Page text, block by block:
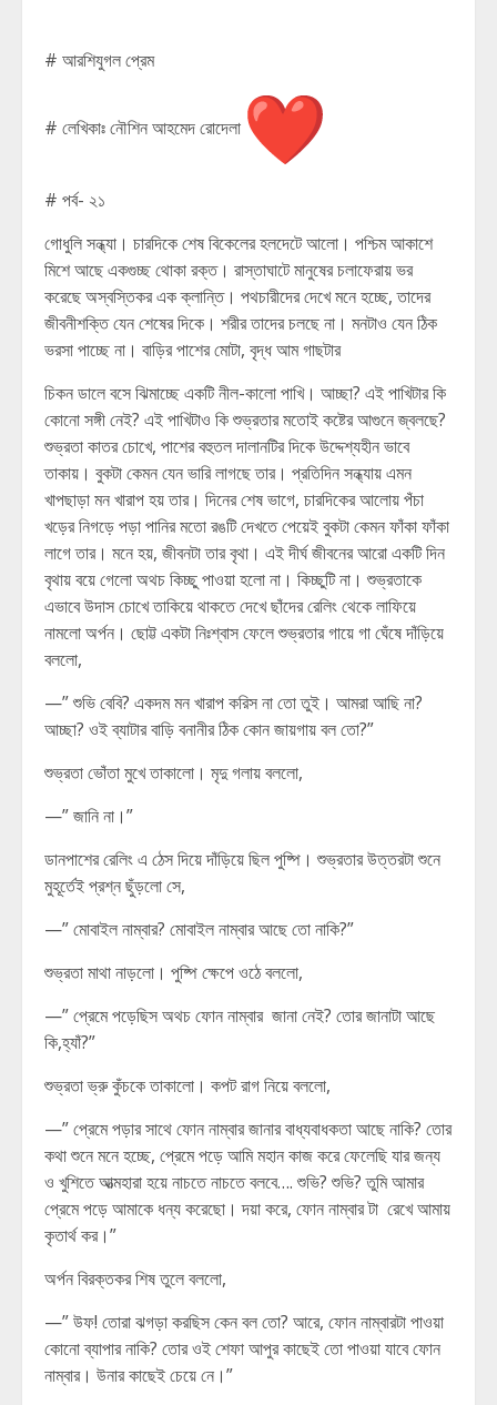
# আরশিযুগল প্রেম
# লেখিকাঃ নৌশিন আহমেদ রোদেলা
# পর্ব- ২১
গোধুলি সন্ধ্যা। চারদিকে শেষ বিকেলের হলদেটে আলো। পশ্চিম আকাশে
মিশে আছে একগুচ্ছ থোকা রক্ত। রাস্তাঘাটে মানুষের চলাফেরায় ভর
করেছে অস্বস্তিকর এক ক্লান্তি। পথচারীদের দেখে মনে হচ্ছে, তাদের
জীবনীশক্তি যেন শেষের দিকে। শরীর তাদের চলছে না। মনটাও যেন ঠিক
ভরসা পাচ্ছে না। বাড়ির পাশের মোটা, বৃদ্ধ আম গাছটার
চিকন ডালে বসে ঝিমাচ্ছে একটি নীল-কালো পাখি। আচ্ছা? এই পাখিটার কি
কোনো সঙ্গী নেই? এই পাখিটাও কি শুভ্রতার মতোই কষ্টের আগুনে জ্বলছে?
শুভ্রতা কাতর চোখে, পাশের বহুতল দালানটির দিকে উদ্দেশ্যহীন ভাবে
তাকায়। বুকটা কেমন যেন ভারি লাগছে তার। প্রতিদিন সন্ধ্যায় এমন
খাপছাড়া মন খারাপ হয় তার। দিনের শেষ ভাগে, চারদিকের আলোয় পঁচা
খড়ের নিগড়ে পড়া পানির মতো রঙটি দেখতে পেয়েই বুকটা কেমন ফাঁকা ফাঁকা
লাগে তার। মনে হয়, জীবনটা তার বৃথা। এই দীর্ঘ জীবনের আরো একটি দিন
বৃথায় বয়ে গেলো অথচ কিচ্ছু পাওয়া হলো না। কিচ্ছুটি না। শুভ্রতাকে
এভাবে উদাস চোখে তাকিয়ে থাকতে দেখে ছাঁদের রেলিং থেকে লাফিয়ে
নামলো অর্পন। ছোট্ট একটা নিঃশ্বাস ফেলে শুভ্রতার গায়ে গা ঘেঁষে দাঁড়িয়ে
বললো,
—” শুভি বেবি? একদম মন খারাপ করিস না তো তুই। আমরা আছি না?
আচ্ছা? ওই ব্যাটার বাড়ি বনানীর ঠিক কোন জায়গায় বল তো?”
শুভ্রতা ভোঁতা মুখে তাকালো। মৃদু গলায় বললো,
—” জানি না।”
ডানপাশের রেলিং এ ঠেস দিয়ে দাঁড়িয়ে ছিল পুষ্পি। শুভ্রতার উত্তরটা শুনে
মুহূর্তেই প্রশ্ন ছুঁড়লো সে,
—” মোবাইল নাম্বার? মোবাইল নাম্বার আছে তো নাকি?”
শুভ্রতা মাথা নাড়লো। পুষ্পি ক্ষেপে ওঠে বললো,
—” প্রেমে পড়েছিস অথচ ফোন নাম্বার জানা নেই? তোর জানাটা আছে
কি,হ্যাঁ?”
শুভ্রতা ভ্রু কুঁচকে তাকালো। কপট রাগ নিয়ে বললো,
—” প্রেমে পড়ার সাথে ফোন নাম্বার জানার বাধ্যবাধকতা আছে নাকি? তোর
কথা শুনে মনে হচ্ছে, প্রেমে পড়ে আমি মহান কাজ করে ফেলেছি যার জন্য
ও খুশিতে আত্মহারা হয়ে নাচতে নাচতে বলবে…. শুভি? শুভি? তুমি আমার
প্রেমে পড়ে আমাকে ধন্য করেছো। দয়া করে, ফোন নাম্বার টা রেখে আমায়
কৃতার্থ কর।”
অর্পন বিরক্তকর শিষ তুলে বললো,
—” উফ! তোরা ঝগড়া করছিস কেন বল তো? আরে, ফোন নাম্বারটা পাওয়া
কোনো ব্যাপার নাকি? তোর ওই শেফা আপুর কাছেই তো পাওয়া যাবে ফোন
নাম্বার। উনার কাছেই চেয়ে নে।”